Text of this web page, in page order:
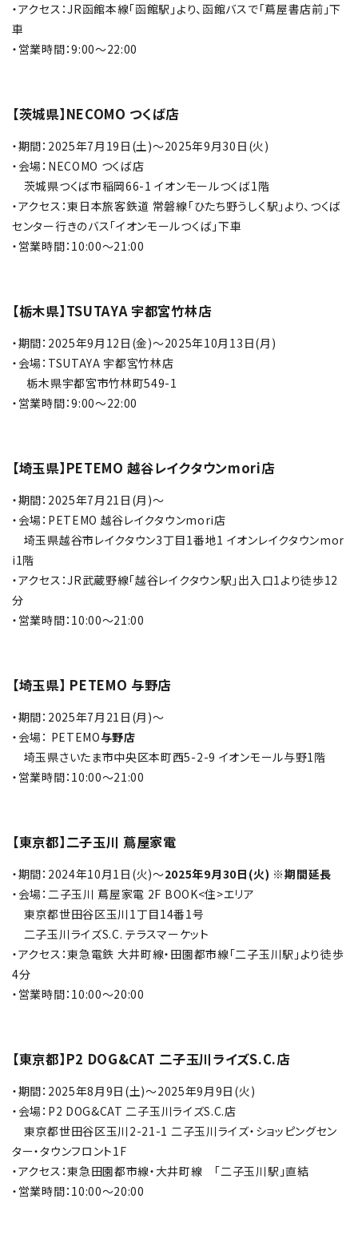
お問い合わせ
・アクセス：JR函館本線「函館駅」より、函館バスで「蔦屋書店前」下
車
・営業時間：9:00～22:00
【茨城県】NECOMO つくば店
・期間：2025年7月19日(土)～2025年9月30日(火)
・会場：NECOMO つくば店
茨城県つくば市稲岡66-1 イオンモールつくば1階
・アクセス：東日本旅客鉄道 常磐線「ひたち野うしく駅」より、つくば
センター行きのバス「イオンモールつくば」下車
・営業時間：10:00～21:00
【栃木県】TSUTAYA 宇都宮竹林店
・期間：2025年9月12日(金)～2025年10月13日(月)
・会場：TSUTAYA 宇都宮竹林店
栃木県宇都宮市竹林町549-1
・営業時間：9:00～22:00
【埼玉県】PETEMO 越谷レイクタウンmori店
・期間：2025年7月21日(月)～
・会場：PETEMO 越谷レイクタウンmori店
埼玉県越谷市レイクタウン3丁目1番地1 イオンレイクタウンmor
i1階
・アクセス：JR武蔵野線「越谷レイクタウン駅」出入口1より徒歩12
分
・営業時間：10:00～21:00
【埼玉県】 PETEMO 与野店
・期間：2025年7月21日(月)～
・会場： PETEMO与野店
埼玉県さいたま市中央区本町西5-2-9 イオンモール与野1階
・営業時間：10:00～21:00
【東京都】二子玉川 蔦屋家電
・期間：2024年10月1日(火)～2025年9月30日(火) ※期間延長
・会場：二子玉川 蔦屋家電 2F BOOK<住>エリア
東京都世田谷区玉川1丁目14番1号
二子玉川ライズS.C. テラスマーケット
・アクセス：東急電鉄 大井町線・田園都市線「二子玉川駅」より徒歩
4分
・営業時間：10:00～20:00
【東京都】P2 DOG&CAT 二子玉川ライズS.C.店
・期間：2025年8月9日(土)～2025年9月9日(火)
・会場：P2 DOG&CAT 二子玉川ライズS.C.店
東京都世田谷区玉川2-21-1 二子玉川ライズ・ショッピングセン
ター・タウンフロント1F
・アクセス：東急田園都市線・大井町線 「二子玉川駅」直結
・営業時間：10:00～20:00